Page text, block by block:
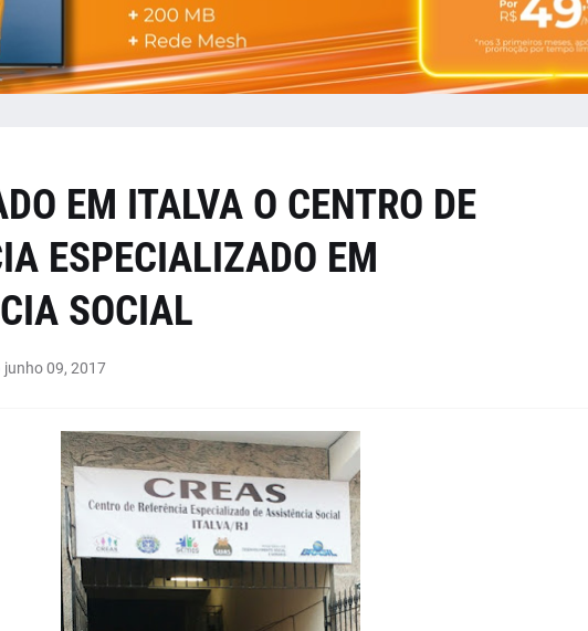
EM ITALVA O CENTRO DE
ESPECIALIZADO EM
SOCIAL
junho 09, 2017